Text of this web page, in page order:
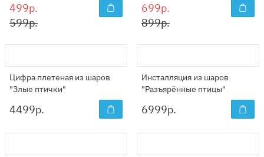
499р.
599р.
699р.
899р.
Цифра плетеная из шаров
"Злые птички"
4499р.
Инсталляция из шаров
"Разъярённые птицы"
6999р.